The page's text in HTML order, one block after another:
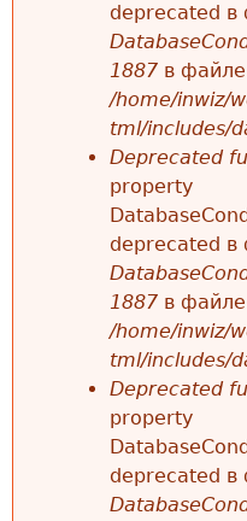
deprecated в
1887 в файле
/home/inwiz/
tml/includes/
Deprecated
property
deprecated в
1887 в файле
/home/inwiz/
tml/includes/
Deprecated
property
deprecated в